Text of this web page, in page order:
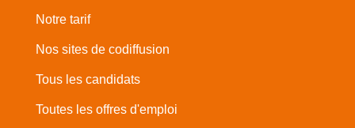
Notre tarif
Nos sites de codiffusion
Tous les candidats
Toutes les offres d'emploi